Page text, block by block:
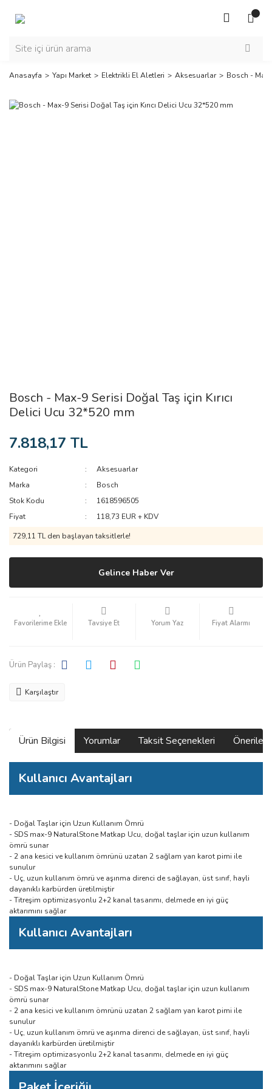
Anasayfa Yapı Market Elektrikli El Aletleri Aksesuarlar Bosch -
Bosch - Max-9 Serisi Doğal Taş için Kırıcı
Delici Ucu 32*520 mm
7.818,17 TL
Kategori
Aksesuarlar
Marka
Bosch
Stok Kodu
1618596505
Fiyat
118,73 EUR + KDV
729,11 TL den başlayan taksitlerle!
Gelince Haber Ver
Tavsiye Et Yorum Yaz Fiyat Alarmı
Ürün Paylaş :
Karşılaştır
Ürün Bilgisi Yorumlar Taksit Seçenekleri
Kullanıcı Avantajları
- Doğal Taşlar için Uzun Kullanım Ömrü
- SDS max-9 NaturalStone Matkap Ucu, doğal taşlar için uzun kullanım
ömrü sunar
- 2 ana kesici ve kullanım ömrünü uzatan 2 sağlam yan karot pimi ile
sunulur
- Uç, uzun kullanım ömrü ve aşınma direnci de sağlayan, üst sınıf, hayli
dayanıklı karbürden üretilmiştir
- Titreşim optimizasyonlu 2+2 kanal tasarımı, delmede en iyi güç
aktarımını sağlar
Kullanıcı Avantajları
- Doğal Taşlar için Uzun Kullanım Ömrü
- SDS max-9 NaturalStone Matkap Ucu, doğal taşlar için uzun kullanım
ömrü sunar
- 2 ana kesici ve kullanım ömrünü uzatan 2 sağlam yan karot pimi ile
sunulur
- Uç, uzun kullanım ömrü ve aşınma direnci de sağlayan, üst sınıf, hayli
dayanıklı karbürden üretilmiştir
- Titreşim optimizasyonlu 2+2 kanal tasarımı, delmede en iyi güç
aktarımını sağlar